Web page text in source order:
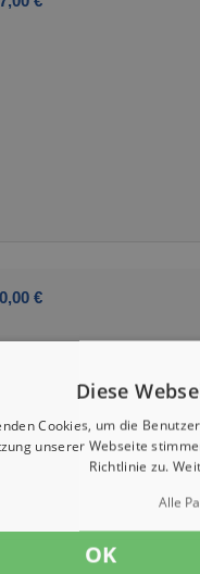
€
Diese
Cookies, um die
unserer Webseite
Richtlinie zu.
Alle
OK